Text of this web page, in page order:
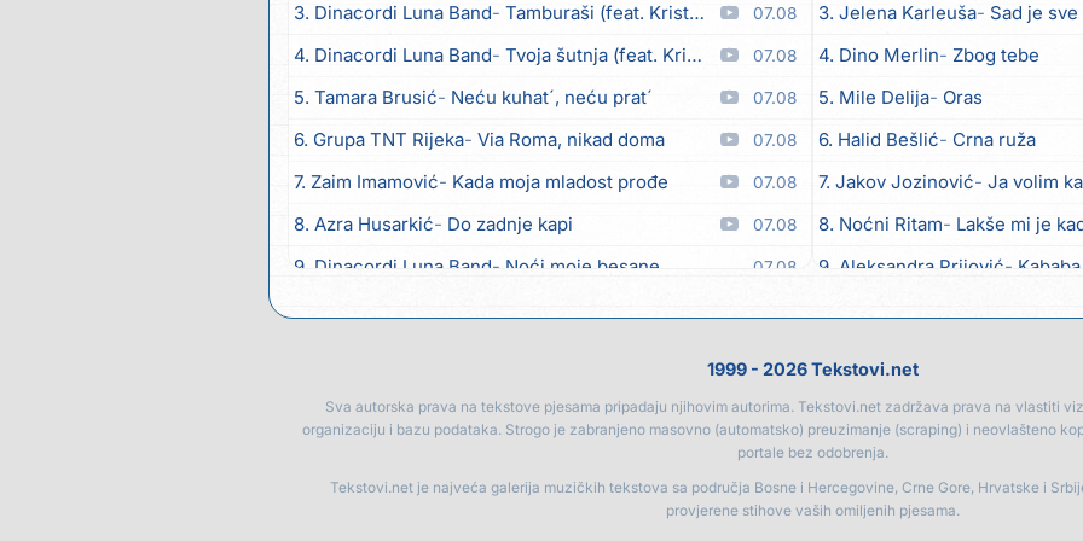
3. Dinacordi Luna Band Tamburaši (feat. Kristina Smetko) 07.08
4. Dinacordi Luna Band Tvoja šutnja (feat. Kristina Smetko) 07.08
5. Tamara Brusić Neću kuhat´, neću prat´ 07.08
6. Grupa TNT Rijeka Via Roma, nikad doma 07.08
7. Zaim Imamović Kada moja mladost prođe 07.08
8. Azra Husarkić Do zadnje kapi 07.08
9. Dinacordi Luna Band Noći moje besane 07.08
13. Severina Pozovi me ti (Anksiozna) 06.08
14. Fidellio Summer Time 06.08
06.08
3. Jelena Karleuša Sad je sve
4. Dino Merlin Zbog tebe
5. Mile Delija Oras
6. Halid Bešlić Crna ruža
7. Jakov Jozinović Ja volim
8. Noćni Ritam Lakše mi je
9. Aleksandra Prijović Kababa
13. Noćni Ritam Rekla si mi
14. Vesna Zmijanac Ovo u
15. Karlo! Mon amour
1999 - 2026 Tekstovi.net
Sva autorska prava na tekstove pjesama pripadaju njihovim autorima. Tekstovi.net zadržava prava na vlastiti
organizaciju i bazu podataka. Strogo je zabranjeno masovno (automatsko) preuzimanje (scraping) i neovlašteno
portale bez odobrenja.
Tekstovi.net je najveća galerija muzičkih tekstova sa područja Bosne i Hercegovine, Crne Gore, Hrvatske i
provjerene stihove vaših omiljenih pjesama.